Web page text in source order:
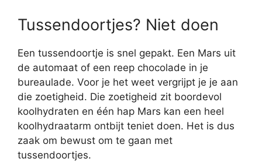
Tussendoortjes? Niet doen
Een tussendoortje is snel gepakt. Een Mars uit
de automaat of een reep chocolade in je
bureaulade. Voor je het weet vergrijpt je je aan
die zoetigheid. Die zoetigheid zit boordevol
koolhydraten en één hap Mars kan een heel
koolhydraatarm ontbijt teniet doen. Het is dus
zaak om bewust om te gaan met
tussendoortjes.